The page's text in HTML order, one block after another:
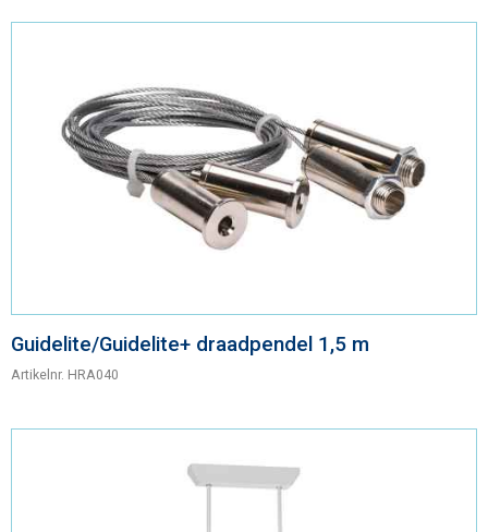
Guidelite/Guidelite+ draadpendel 1,5 m
Artikelnr. HRA040